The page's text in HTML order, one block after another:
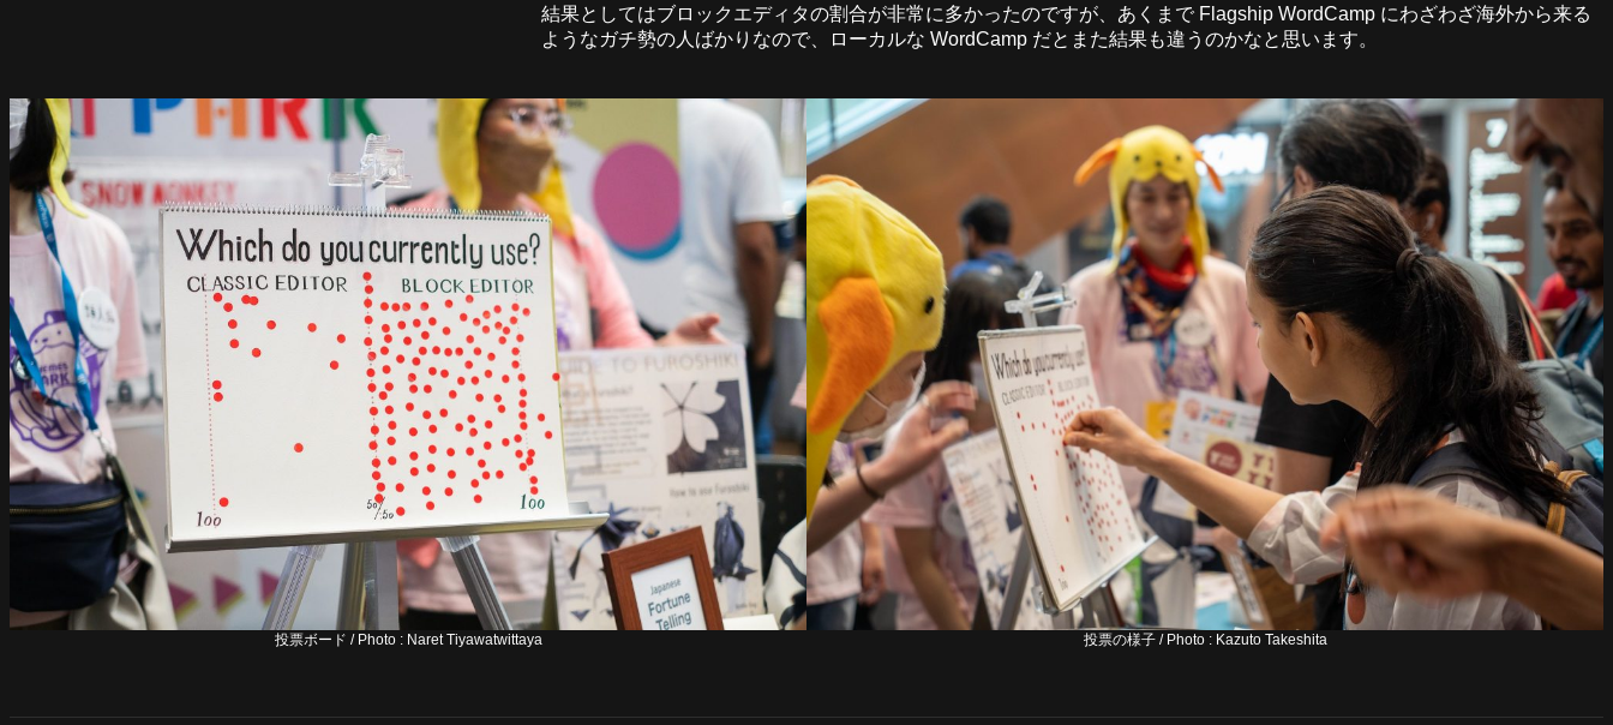
結果としてはブロックエディタの割合が非常に多かったのですが、あくまで Flagship WordCamp にわざわざ海外から来る
ようなガチ勢の人ばかりなので、ローカルな WordCamp だとまた結果も違うのかなと思います。
投票ボード / Photo : Naret Tiyawatwittaya 投票の様子 / Photo : Kazuto Takeshita